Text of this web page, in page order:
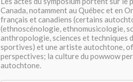
Canada, notamment au Québec et en
français et canadiens (certains
(ethnoscénologie, ethnomusicologie,
anthropologie, sciences et techniques
sportives) et une artiste autochtone,
perspectives; la culture du powwow
autochtone.